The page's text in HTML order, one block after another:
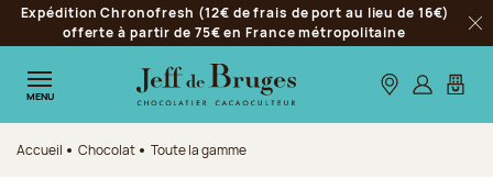
Aller à la navigation
Aller au contenu principal
Aller au pied de page
Expédition Chronofresh (12€ de frais de port au lieu de 16€)
offerte à partir de 75€ en France métropolitaine
MENU Nos boutiques
S’identifier
Mon
Accueil Chocolat Toute la gamme